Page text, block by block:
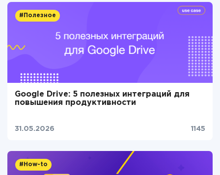
#Полезное
Google Drive: 5 полезных интеграций для
повышения продуктивности
31.05.2026 1145
#How-to